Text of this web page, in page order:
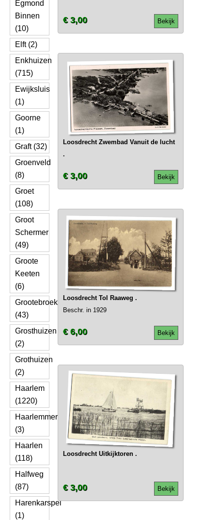
Egmond
Binnen
(10)
Elft (2)
Enkhuizen
(715)
Ewijksluis
(1)
Goorne
(1)
Graft (32)
Groenveld
(8)
Groet
(108)
Groot
Schermer
(49)
Groote
Keeten
(6)
Grootebroek
(43)
Grosthuizen
(2)
Grothuizen
(2)
Haarlem
(1220)
Haarlemmerliede
(3)
Haarlen
(118)
Halfweg
(87)
Harenkarspel
(1)
Bekijk
€ 3,00
Loosdrecht Zwembad Vanuit de lucht
.
Bekijk
€ 3,00
Loosdrecht Tol Raaweg .
Beschr. in 1929
Bekijk
€ 6,00
Loosdrecht Uitkijktoren .
Bekijk
€ 3,00